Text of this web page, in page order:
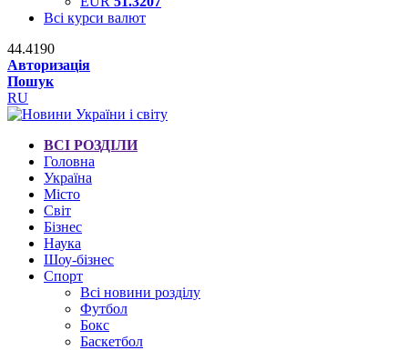
Всі курси валют
44.4190
Авторизація
Пошук
RU
ВСІ РОЗДІЛИ
Головна
Україна
Місто
Світ
Бізнес
Наука
Шоу-бізнес
Спорт
Всі новини розділу
Футбол
Бокс
Баскетбол